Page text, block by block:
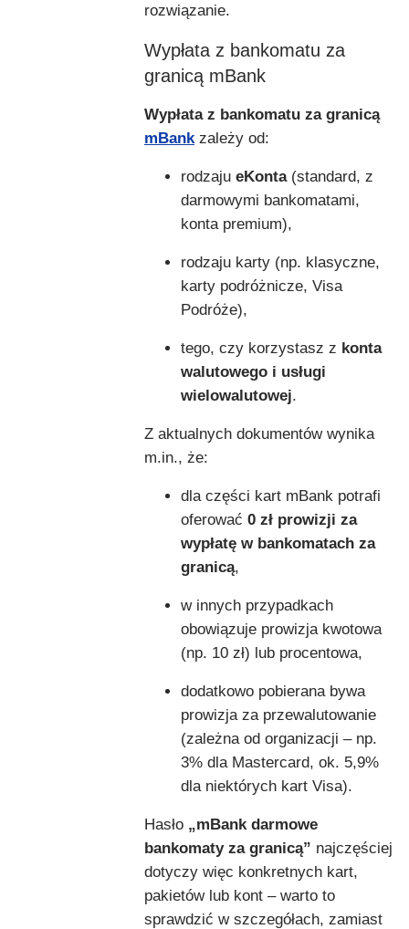
rozwiązanie.
Wypłata z bankomatu za
granicą mBank
Wypłata z bankomatu za granicą
mBank zależy od:
rodzaju eKonta(standard, z
darmowymi bankomatami,
konta premium),
rodzaju karty (np. klasyczne,
karty podróżnicze, Visa
Podróże),
tego, czy korzystasz z konta
walutowego i usługi
wielowalutowej.
Z aktualnych dokumentów wynika
m.in., że:
dla części kart mBank potrafi
oferować 0 zł prowizji za
wypłatę w bankomatach za
granicą,
w innych przypadkach
obowiązuje prowizja kwotowa
(np. 10 zł) lub procentowa,
dodatkowo pobierana bywa
prowizja za przewalutowanie
(zależna od organizacji – np.
3% dla Mastercard, ok. 5,9%
dla niektórych kart Visa).
Hasło „mBank darmowe
bankomaty za granicą” najczęściej
dotyczy więc konkretnych kart,
pakietów lub kont – warto to
sprawdzić w szczegółach, zamiast